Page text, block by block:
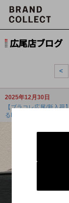
広尾店ブログ
<
2025年12月30日
【ブラコレ広尾/新入
るLoui...